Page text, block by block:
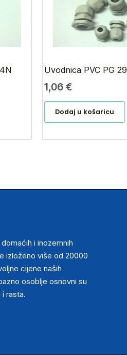
Uvodnica PVC PG 29
1,06€
Dodaj u košaricu
i inozemnih
izloženo više od 20000
cijene naših
osoblje osnovni su
rasta.